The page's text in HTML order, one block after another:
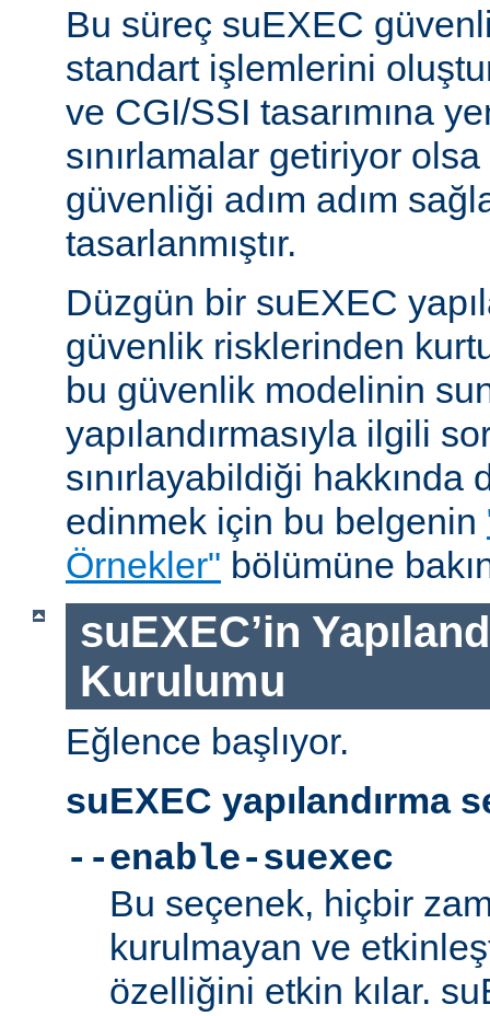
Bu süreç suEXEC
standart işlemlerini
ve CGI/SSI tasarımına
sınırlamalar getiriyor
güvenliği adım adım
tasarlanmıştır.
Düzgün bir suEXEC
güvenlik risklerinden
bu güvenlik modelinin
yapılandırmasıyla ilgili
sınırlayabildiği hakkında
edinmek için bu belgenin
Örnekler" bölümüne
suEXEC’in
Kurulumu
Eğlence başlıyor.
suEXEC yapılandırma
--enable-suexec
Bu seçenek, hiçbir
kurulmayan ve
özelliğini etkin kılar.